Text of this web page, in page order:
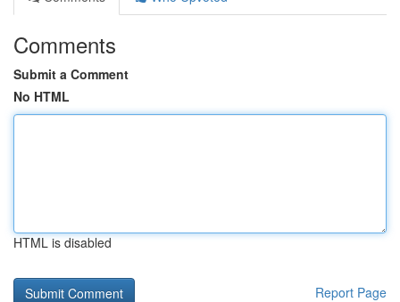
Comments
Submit a Comment
No HTML
HTML is disabled
Report Page